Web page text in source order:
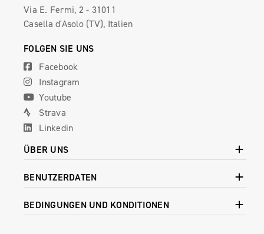
Via E. Fermi, 2 - 31011
Casella d'Asolo (TV), Italien
FOLGEN SIE UNS
Facebook
Instagram
Youtube
Strava
Linkedin
ÜBER UNS
BENUTZERDATEN
BEDINGUNGEN UND KONDITIONEN